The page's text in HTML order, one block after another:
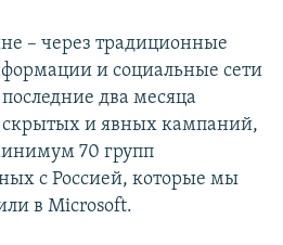
– через традиционные
и социальные сети
два месяца
скрытых и явных кампаний,
70 групп
с Россией, которые мы
в Microsoft.